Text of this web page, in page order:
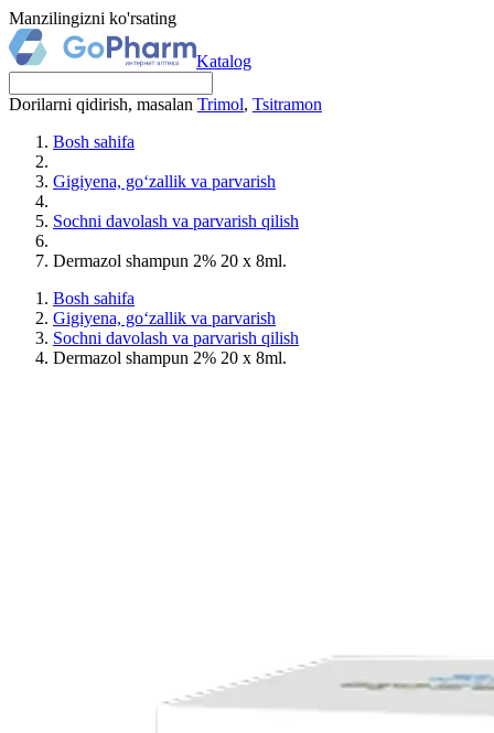
Manzilingizni ko'rsating
Katalog
Dorilarni qidirish, masalan Trimol, Tsitramon
Bosh sahifa
Gigiyena, go‘zallik va parvarish
Sochni davolash va parvarish qilish
Dermazol shampun 2% 20 x 8ml.
Bosh sahifa
Gigiyena, go‘zallik va parvarish
Sochni davolash va parvarish qilish
Dermazol shampun 2% 20 x 8ml.